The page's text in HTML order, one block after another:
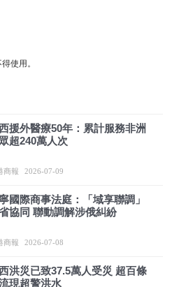
使用。
援外醫療50年：累計服務非洲
超240萬人次
商報 2026-07-09
國際商事法庭：「域享聯調」
協同 聯動調解涉俄糾紛
商報 2026-07-08
洪災已致37.5萬人受災 超百條
現超警洪水